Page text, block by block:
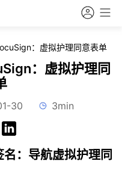
：虚拟护理同意表单
：虚拟护理同
30 3min
：导航虚拟护理同